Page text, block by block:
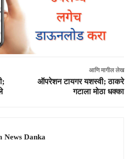
आणि मागील लेख
ऑपरेशन टायगर यशस्वी; ठाकरे
गटाला मोठा धक्का
News Danka